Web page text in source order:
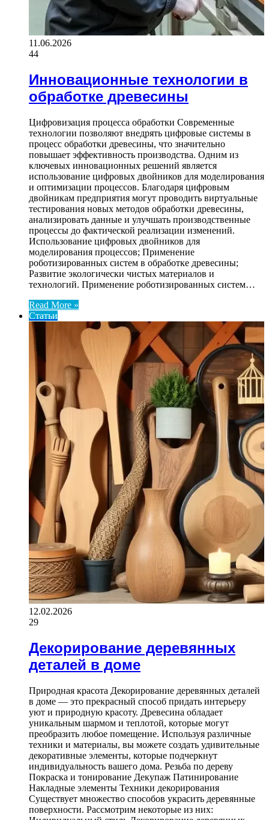
11.06.2026
44
Инновационные технологии в
обработке древесины
Цифровизация процесса обработки Современные
технологии позволяют внедрять цифровые системы в
процесс обработки древесины, что значительно
повышает эффективность производства. Одним из
ключевых инновационных решений является
использование цифровых двойников для моделирования
и оптимизации процессов. Благодаря цифровым
двойникам предприятия могут проводить виртуальные
тестирования новых методов обработки древесины,
анализировать данные и улучшать производственные
процессы до фактической реализации изменений.
Использование цифровых двойников для
моделирования процессов; Применение
роботизированных систем в обработке древесины;
Развитие экологически чистых материалов и
технологий. Применение роботизированных систем…
Read More »
Статьи
12.02.2026
29
Декорирование деревянных
деталей в доме
Природная красота Декорирование деревянных деталей
в доме — это прекрасный способ придать интерьеру
уют и природную красоту. Древесина обладает
уникальным шармом и теплотой, которые могут
преобразить любое помещение. Используя различные
техники и материалы, вы можете создать удивительные
декоративные элементы, которые подчеркнут
индивидуальность вашего дома. Резьба по дереву
Покраска и тонирование Декупаж Патинирование
Накладные элементы Техники декорирования
Существует множество способов украсить деревянные
поверхности. Рассмотрим некоторые из них: